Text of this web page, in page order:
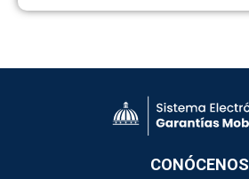
CONÓCENOS